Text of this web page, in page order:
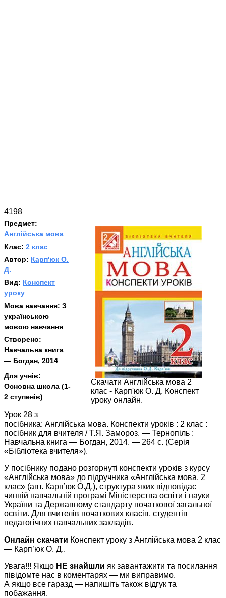
4198
Скачати Англійська мова 2
клас - Карп'юк О. Д. Конспект
уроку онлайн.
Предмет:
Англійська мова
Клас: 2 клас
Автор: Карп'юк О.
Д.
Вид: Конспект
уроку
Мова навчання: З
українською
мовою навчання
Створено:
Навчальна книга
— Богдан, 2014
Для учнів:
Основна школа (1-
2 ступенів)
Урок 28 з
посібника: Англійська мова. Конспекти уроків : 2 клас :
посібник для вчителя / Т.Я. Замороз. — Тернопіль :
Навчальна книга — Богдан, 2014. — 264 с. (Серія
«Бібліотека вчителя»).
У посібнику подано розгорнуті конспекти уроків з курсу
«Англійська мова» до підручника «Англійська мова. 2
клас» (авт. Карп’юк О.Д.), структура яких відповідає
чинній навчальній програмі Міністерства освіти і науки
України та Державному стандарту початкової загальної
освіти. Для вчителів початкових класів, студентів
педагогічних навчальних закладів.
Онлайн скачати Конспект уроку з Англійська мова 2 клас
— Карп’юк О. Д..
Увага!!! Якщо НЕ знайшли як завантажити та посилання
півідомте нас в коментарях — ми виправимо.
А якщо все гаразд — напишіть також відгук та
побажання.